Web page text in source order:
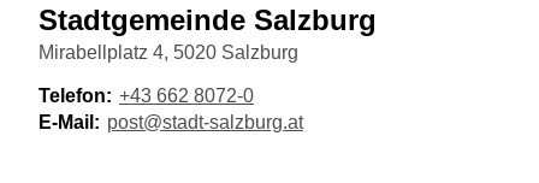
Stadtgemeinde Salzburg
Mirabellplatz 4, 5020 Salzburg
Telefon: +43 662 8072-0
E-Mail: post@stadt-salzburg.at